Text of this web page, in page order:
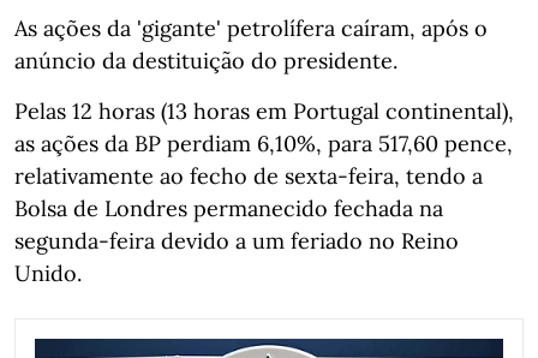
As ações da 'gigante' petrolífera caíram, após o
anúncio da destituição do presidente.
Pelas 12 horas (13 horas em Portugal continental),
as ações da BP perdiam 6,10%, para 517,60 pence,
relativamente ao fecho de sexta-feira, tendo a
Bolsa de Londres permanecido fechada na
segunda-feira devido a um feriado no Reino
Unido.